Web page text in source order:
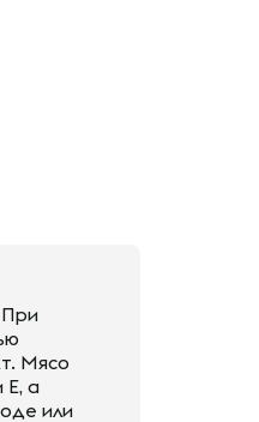
При
Мясо
Е, а
или